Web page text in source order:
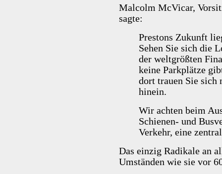
Malcolm McVicar,
sagte:
Prestons Zukunft
Sehen Sie sich die
der weltgrößten
keine Parkplätze
dort trauen Sie
hinein.
Wir achten beim
Schienen- und
Verkehr, eine
Das einzig Radikale an
Umständen wie sie vor